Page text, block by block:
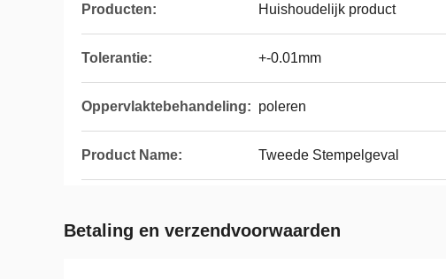
Producten: Huishoudelijk product
Tolerantie: +-0.01mm
Oppervlaktebehandeling: poleren
Product Name: Tweede Stempelgeval
Betaling en verzendvoorwaarden